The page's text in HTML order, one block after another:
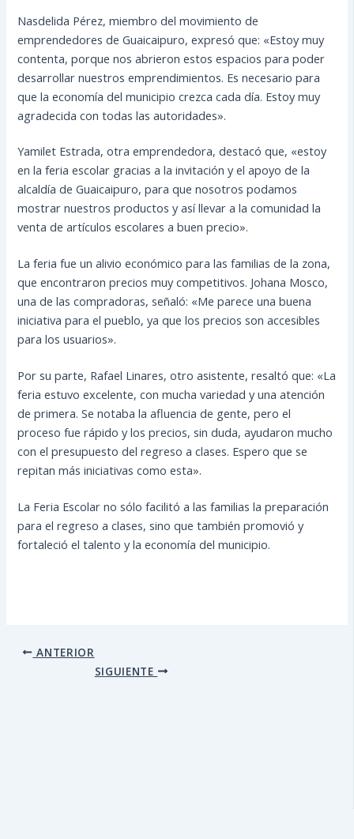
Nasdelida Pérez, miembro del movimiento de
emprendedores de Guaicaipuro, expresó que: «Estoy muy
contenta, porque nos abrieron estos espacios para poder
desarrollar nuestros emprendimientos. Es necesario para
que la economía del municipio crezca cada día. Estoy muy
agradecida con todas las autoridades».
Yamilet Estrada, otra emprendedora, destacó que, «estoy
en la feria escolar gracias a la invitación y el apoyo de la
alcaldía de Guaicaipuro, para que nosotros podamos
mostrar nuestros productos y así llevar a la comunidad la
venta de artículos escolares a buen precio».
La feria fue un alivio económico para las familias de la zona,
que encontraron precios muy competitivos. Johana Mosco,
una de las compradoras, señaló: «Me parece una buena
iniciativa para el pueblo, ya que los precios son accesibles
para los usuarios».
Por su parte, Rafael Linares, otro asistente, resaltó que: «La
feria estuvo excelente, con mucha variedad y una atención
de primera. Se notaba la afluencia de gente, pero el
proceso fue rápido y los precios, sin duda, ayudaron mucho
con el presupuesto del regreso a clases. Espero que se
repitan más iniciativas como esta».
La Feria Escolar no sólo facilitó a las familias la preparación
para el regreso a clases, sino que también promovió y
fortaleció el talento y la economía del municipio.
ANTERIOR
SIGUIENTE